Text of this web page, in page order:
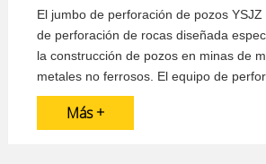
El jumbo de perforación de pozos
de perforación de rocas diseñada
la construcción de pozos en minas de
metales no ferrosos. El equipo de
es una excelente opción para proyectos
construcción subterránea en los que no
Más +